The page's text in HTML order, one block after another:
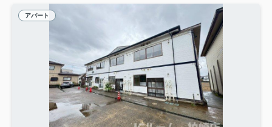
アパート